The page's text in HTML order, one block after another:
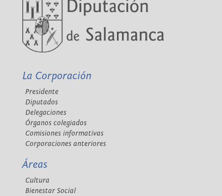
La Corporación
Presidente
Diputados
Delegaciones
Órganos colegiados
Comisiones informativas
Corporaciones anteriores
Áreas
Cultura
Bienestar Social